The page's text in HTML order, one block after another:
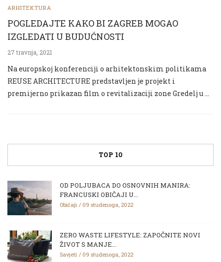
ARHITEKTURA
POGLEDAJTE KAKO BI ZAGREB MOGAO
IZGLEDATI U BUDUĆNOSTI
27 travnja, 2021
Na europskoj konferenciji o arhitektonskim politikama
REUSE ARCHITECTURE predstavljen je projekt i
premijerno prikazan film o revitalizaciji zone Gredelj u …
TOP 10
OD POLJUBACA DO OSNOVNIH MANIRA:
FRANCUSKI OBIČAJI U...
Običaji 09 studenoga, 2022
ZERO WASTE LIFESTYLE: ZAPOČNITE NOVI
ŽIVOT S MANJE...
Savjeti 09 studenoga, 2022